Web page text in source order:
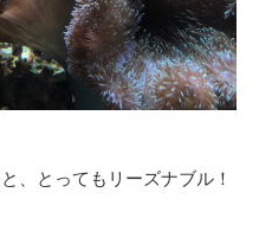
、とってもリーズナブル！